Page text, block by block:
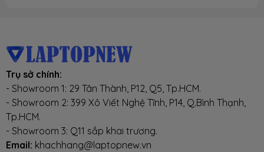
Trụ sở chính:
- Showroom 1: 29 Tân Thành, P12, Q5, Tp.HCM.
- Showroom 2: 399 Xô Viết Nghệ Tĩnh, P14, Q.Bình Thạnh,
Tp.HCM.
- Showroom 3: Q11 sắp khai trương.
Email: khachhang@laptopnew.vn